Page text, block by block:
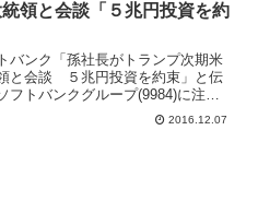
領と会談「５兆円投資を約
バンク「孫社長がトランプ次期米
と会談 ５兆円投資を約束」と伝
フトバンクグループ(9984)に注
日付の日本経済新聞電子版など各
ィアで、「トランプ次期米大統領は
2016.12.07